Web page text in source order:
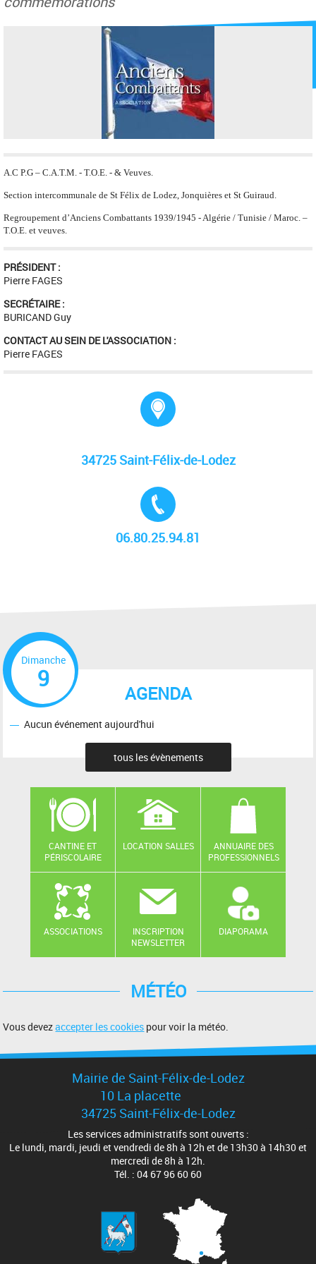
A.C P.G – C.A.T.M. - T.O.E. - & Veuves.
Section intercommunale de St Félix de Lodez, Jonquières et St Guiraud.
Regroupement d’Anciens Combattants 1939/1945 - Algérie / Tunisie / Maroc. –
T.O.E. et veuves.
PRÉSIDENT :
Pierre FAGES
SECRÉTAIRE :
BURICAND Guy
CONTACT AU SEIN DE L'ASSOCIATION :
Pierre FAGES
34725 Saint-Félix-de-Lodez
06.80.25.94.81
AGENDA
Dimanche
9
Aucun événement aujourd'hui
tous les évènements
CANTINE ET
PÉRISCOLAIRE
LOCATION SALLES
ANNUAIRE DES
PROFESSIONNELS
ASSOCIATIONS
INSCRIPTION
NEWSLETTER
DIAPORAMA
MÉTÉO
Vous devezaccepter les cookies pour voir la météo.
Mairie de Saint-Félix-de-Lodez
10 La placette
34725 Saint-Félix-de-Lodez
Les services administratifs sont ouverts :
Le lundi, mardi, jeudi et vendredi de 8h à 12h et de 13h30 à 14h30 et
mercredi de 8h à 12h.
Tél. : 04 67 96 60 60